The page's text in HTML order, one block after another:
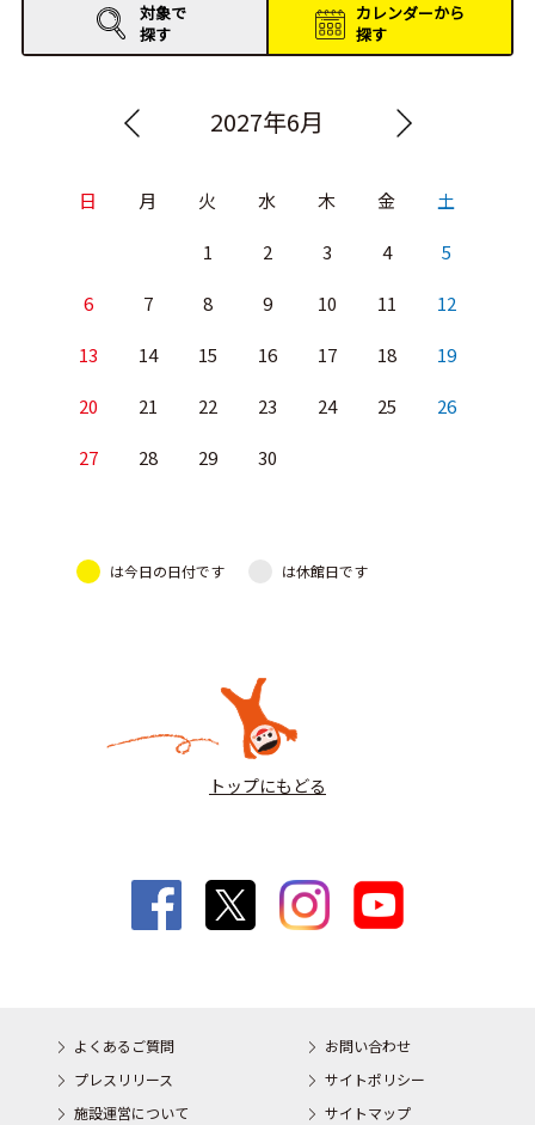
イベントレポート
対象で
探す
カレンダーから
探す
2027年6月
日 月 火 水 木 金 土
1 2 3 4 5
6 7 8 9 10 11 12
13 14 15 16 17 18 19
20 21 22 23 24 25 26
27 28 29 30
は今日の日付です は休館日です
トップにもどる
よくあるご質問
お問い合わせ
プレスリリース
サイトポリシー
施設運営について
サイトマップ